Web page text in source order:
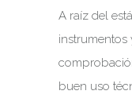
A raíz del
buen uso